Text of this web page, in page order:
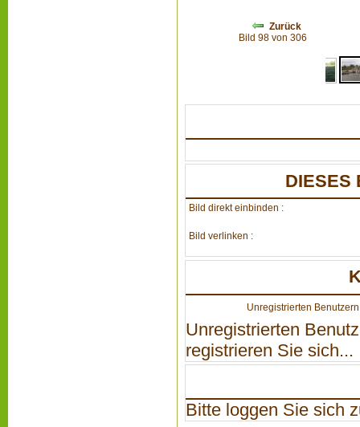
Zurück
Bild 98 von 306
DIESES
Bild direkt einbinden :
Bild verlinken :
Unregistrierten
Unregistrierten
registrieren Sie sich...
Bitte loggen Sie sich